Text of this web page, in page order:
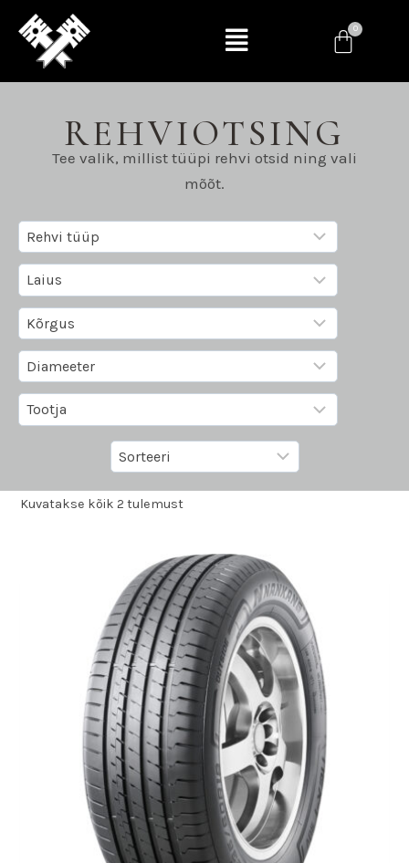
REHVIOTSING
Tee valik, millist tüüpi rehvi otsid ning vali
mõõt.
Kuvatakse kõik 2 tulemust